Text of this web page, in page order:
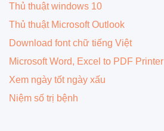
Thủ thuật windows 10
Thủ thuật Microsoft Outlook
Download font chữ tiếng Việt
Microsoft Word, Excel to PDF Printer
Xem ngày tốt ngày xấu
Niệm số trị bệnh